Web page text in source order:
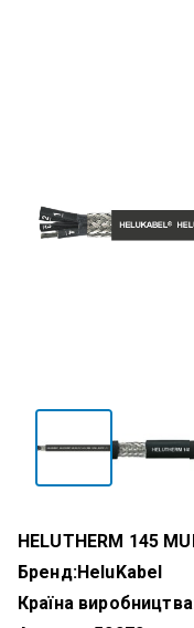
HELUTHERM 145
Бренд:HeluKabel
Країна